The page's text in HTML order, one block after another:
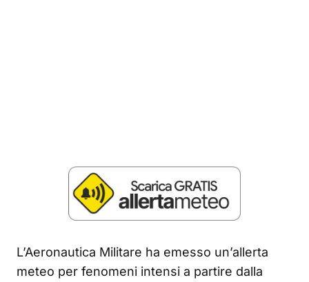
L’Aeronautica Militare ha emesso un’allerta
meteo per fenomeni intensi a partire dalla